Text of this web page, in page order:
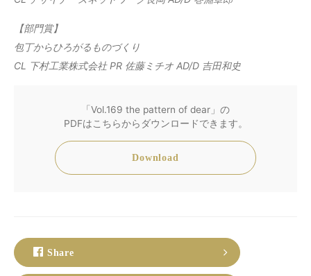
【部門賞】
包丁からひろがるものづくり
CL 下村工業株式会社 PR 佐藤ミチオ AD/D 吉田和史
「Vol.169 the pattern of dear」の
PDFはこちらからダウンロードできます。
Download
Share